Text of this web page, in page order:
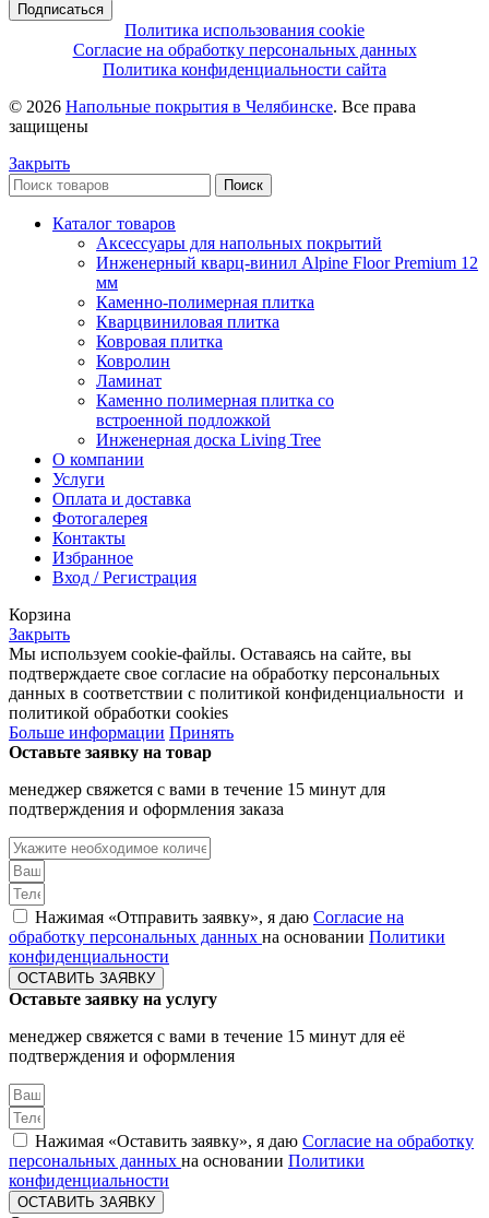
Подписаться
Политика использования cookie
Согласие на обработку персональных данных
Политика конфиденциальности сайта
© 2026 Напольные покрытия в Челябинске. Все права
защищены
Закрыть
Поиск
Каталог товаров
Аксессуары для напольных покрытий
Инженерный кварц-винил Alpine Floor Premium 12
мм
Каменно-полимерная плитка
Кварцвиниловая плитка
Ковровая плитка
Ковролин
Ламинат
Каменно полимерная плитка со
встроенной подложкой
Инженерная доска Living Tree
О компании
Услуги
Оплата и доставка
Фотогалерея
Контакты
Избранное
Вход / Регистрация
Корзина
Закрыть
Мы используем cookie-файлы. Оставаясь на сайте, вы
подтверждаете свое согласие на обработку персональных
данных в соответствии с политикой конфиденциальности и
политикой обработки cookies
Больше информации Принять
Оставьте заявку на товар
менеджер свяжется с вами в течение 15 минут для
подтверждения и оформления заказа
Нажимая «Отправить заявку», я даю Согласие на
обработку персональных данных на основании Политики
конфиденциальности
ОСТАВИТЬ ЗАЯВКУ
Оставьте заявку на услугу
менеджер свяжется с вами в течение 15 минут для её
подтверждения и оформления
Нажимая «Оставить заявку», я даю Согласие на обработку
персональных данных на основании Политики
конфиденциальности
ОСТАВИТЬ ЗАЯВКУ